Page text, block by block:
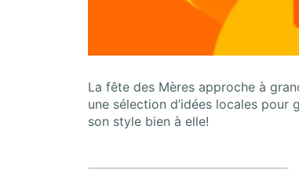
La fête des Mères approche à
une sélection d’idées locales pour
son style bien à elle!